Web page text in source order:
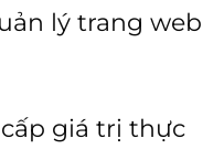
lý trang web
giá trị thực